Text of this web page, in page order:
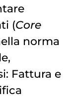
(Core
norma
Fattura e